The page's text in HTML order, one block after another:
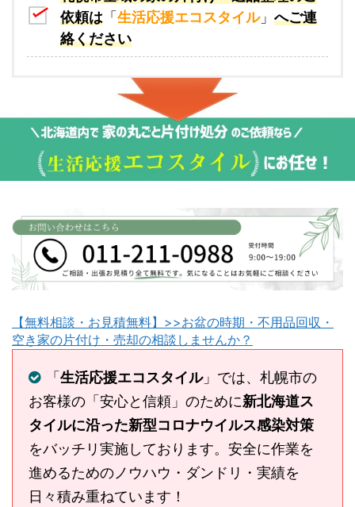
依頼は 「 生活応援エコスタイル」 へご連
絡ください
【無料相談・お見積無料】>>お盆の時期・不用品回収・
空き家の片付け・売却の相談しませんか？
「 生活応援エコスタイル」では、札幌市の
お客様の「安心と信頼」のために新北海道ス
タイルに沿った新型コロナウイルス感染対策
をバッチリ実施しております。安全に作業を
進めるためのノウハウ・ダンドリ・実績を
日々積み重ねています！